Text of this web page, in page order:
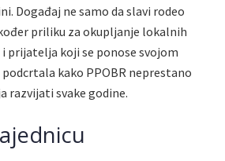
Događaj ne samo da slavi rodeo
priliku za okupljanje lokalnih
prijatelja koji se ponose svojom
kako PPOBR neprestano
razvijati svake godine.